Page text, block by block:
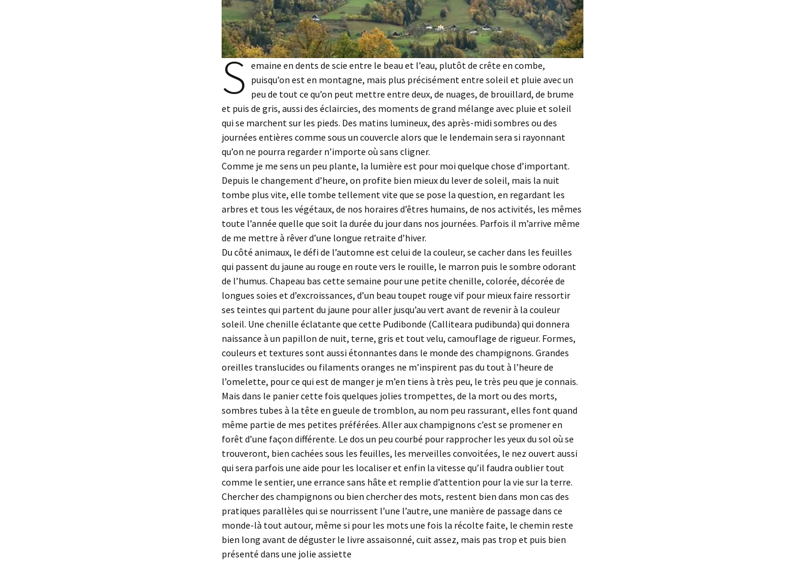
S emaine en dents de scie entre le beau et l’eau, plutôt de crête en combe,
puisqu’on est en montagne, mais plus précisément entre soleil et pluie avec un
peu de tout ce qu’on peut mettre entre deux, de nuages, de brouillard, de brume
et puis de gris, aussi des éclaircies, des moments de grand mélange avec pluie et soleil
qui se marchent sur les pieds. Des matins lumineux, des après-midi sombres ou des
journées entières comme sous un couvercle alors que le lendemain sera si rayonnant
qu’on ne pourra regarder n’importe où sans cligner.
Comme je me sens un peu plante, la lumière est pour moi quelque chose d’important.
Depuis le changement d’heure, on profite bien mieux du lever de soleil, mais la nuit
tombe plus vite, elle tombe tellement vite que se pose la question, en regardant les
arbres et tous les végétaux, de nos horaires d’êtres humains, de nos activités, les mêmes
toute l’année quelle que soit la durée du jour dans nos journées. Parfois il m’arrive même
de me mettre à rêver d’une longue retraite d’hiver.
Du côté animaux, le défi de l’automne est celui de la couleur, se cacher dans les feuilles
qui passent du jaune au rouge en route vers le rouille, le marron puis le sombre odorant
de l’humus. Chapeau bas cette semaine pour une petite chenille, colorée, décorée de
longues soies et d’excroissances, d’un beau toupet rouge vif pour mieux faire ressortir
ses teintes qui partent du jaune pour aller jusqu’au vert avant de revenir à la couleur
soleil. Une chenille éclatante que cette Pudibonde (Calliteara pudibunda) qui donnera
naissance à un papillon de nuit, terne, gris et tout velu, camouflage de rigueur. Formes,
couleurs et textures sont aussi étonnantes dans le monde des champignons. Grandes
oreilles translucides ou filaments oranges ne m’inspirent pas du tout à l’heure de
l’omelette, pour ce qui est de manger je m’en tiens à très peu, le très peu que je connais.
Mais dans le panier cette fois quelques jolies trompettes, de la mort ou des morts,
sombres tubes à la tête en gueule de tromblon, au nom peu rassurant, elles font quand
même partie de mes petites préférées. Aller aux champignons c’est se promener en
forêt d’une façon différente. Le dos un peu courbé pour rapprocher les yeux du sol où se
trouveront, bien cachées sous les feuilles, les merveilles convoitées, le nez ouvert aussi
qui sera parfois une aide pour les localiser et enfin la vitesse qu’il faudra oublier tout
comme le sentier, une errance sans hâte et remplie d’attention pour la vie sur la terre.
Chercher des champignons ou bien chercher des mots, restent bien dans mon cas des
pratiques parallèles qui se nourrissent l’une l’autre, une manière de passage dans ce
monde-là tout autour, même si pour les mots une fois la récolte faite, le chemin reste
bien long avant de déguster le livre assaisonné, cuit assez, mais pas trop et puis bien
présenté dans une jolie assiette